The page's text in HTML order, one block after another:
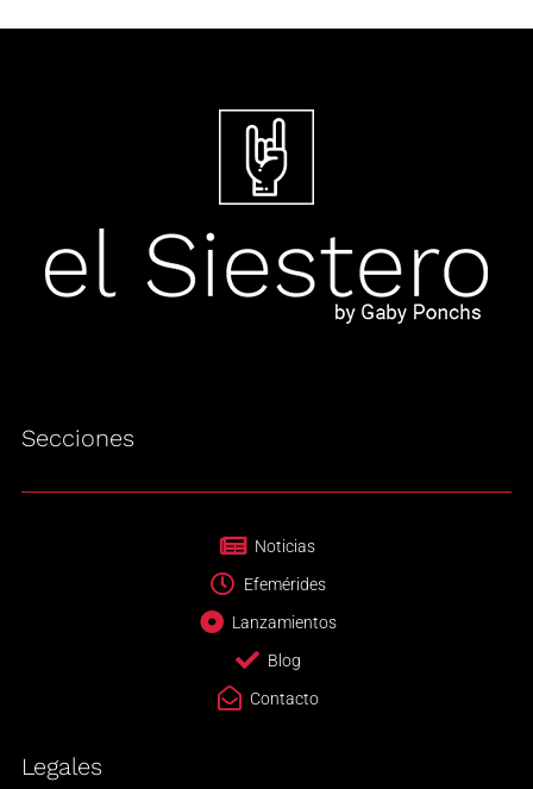
Secciones
Noticias
Efemérides
Lanzamientos
Blog
Contacto
Legales